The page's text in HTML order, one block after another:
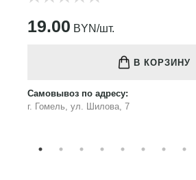
19.00 BYN/шт.
В КОРЗИНУ
Самовывоз по адресу:
г. Гомель, ул. Шилова, 7